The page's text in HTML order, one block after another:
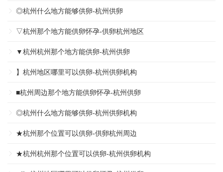
◎杭州什么地方能够供卵-杭州供卵
▽杭州那个地方能供卵怀孕-供卵杭州地区
▼杭州杭州那个地方能供卵-杭州供卵
】杭州地区哪里可以供卵-杭州供卵机构
■杭州周边那个地方能供卵怀孕-杭州供卵
◎杭州什么地方能够供卵-杭州供卵机构
★杭州那个位置可以供卵-供卵杭州周边
★杭州杭州那个位置可以供卵-杭州供卵机构